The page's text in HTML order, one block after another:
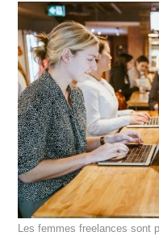
Les femmes freelances sont